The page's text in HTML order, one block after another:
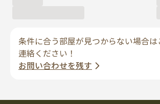
条件に合う部屋が見つからない場合
連絡ください！
お問い合わせを残す